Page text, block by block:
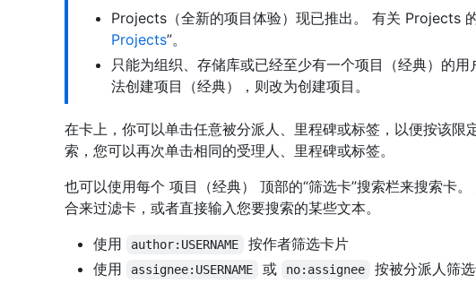
Projects（全新的项目体验）现已推出。 有关 Projects
Projects”。
只能为组织、存储库或已经至少有一个项目（经典）的
法创建项目（经典），则改为创建项目。
在卡上，你可以单击任意被分派人、里程碑或标签，以便按该限
索，您可以再次单击相同的受理人、里程碑或标签。
也可以使用每个 项目（经典） 顶部的“筛选卡”搜索栏来搜索卡
合来过滤卡，或者直接输入您要搜索的某些文本。
使用
author:USERNAME
按作者筛选卡片
使用
assignee:USERNAME 或 no:assignee
按被分派人筛